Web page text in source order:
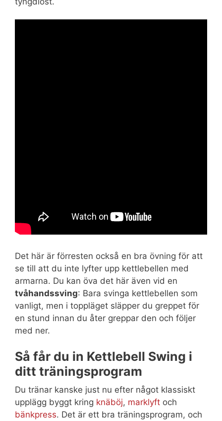
Det här är förresten också en bra övning för att
se till att du inte lyfter upp kettlebellen med
armarna. Du kan öva det här även vid en
tvåhandssving: Bara svinga kettlebellen som
vanligt, men i toppläget släpper du greppet för
en stund innan du åter greppar den och följer
med ner.
Så får du in Kettlebell Swing i
ditt träningsprogram
Du tränar kanske just nu efter något klassiskt
upplägg byggt kring knäböj, marklyft och
bänkpress. Det är ett bra träningsprogram, och